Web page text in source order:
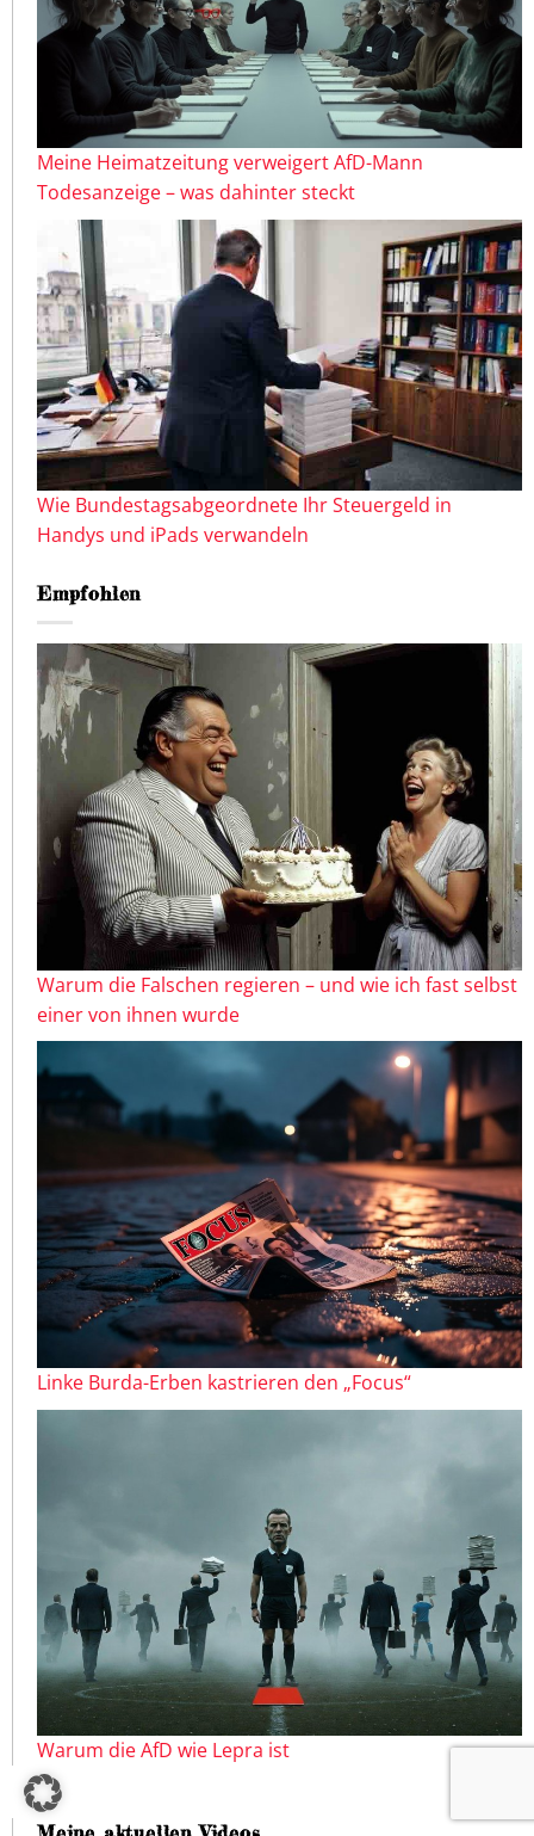
Meine Heimatzeitung verweigert AfD-Mann
Todesanzeige – was dahinter steckt
Wie Bundestagsabgeordnete Ihr Steuergeld in
Handys und iPads verwandeln
Empfohlen
Warum die Falschen regieren – und wie ich fast selbst
einer von ihnen wurde
Linke Burda-Erben kastrieren den „Focus“
Warum die AfD wie Lepra ist